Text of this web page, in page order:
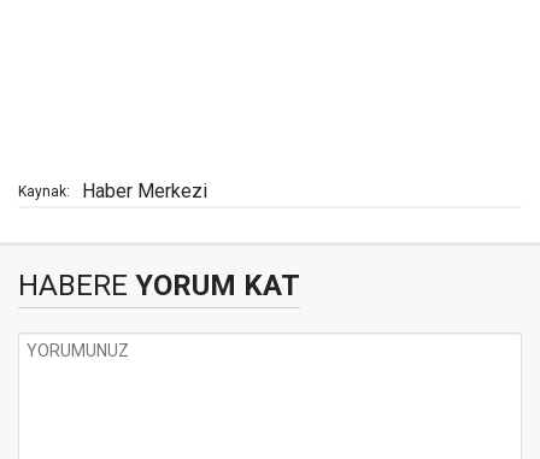
Kaynak: Haber Merkezi
HABERE YORUM KAT